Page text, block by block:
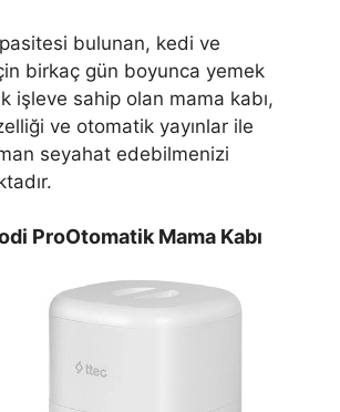
bulunan, kedi ve
birkaç gün boyunca yemek
işleve sahip olan mama kabı,
ve otomatik yayınlar ile
seyahat edebilmenizi
ProOtomatik Mama Kabı